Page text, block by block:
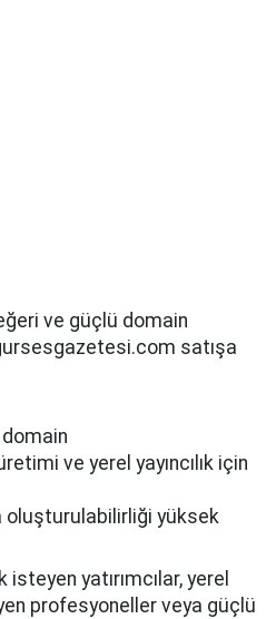
ve güçlü domain
satışa
domain
ve yerel yayıncılık için
oluşturulabilirliği yüksek
yatırımcılar, yerel
profesyoneller veya güçlü